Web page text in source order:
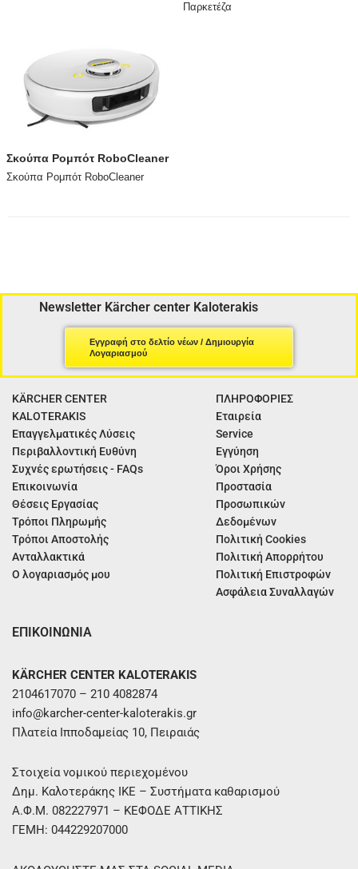
Παρκετέζα
Σκούπα Ρομπότ RoboCleaner
Σκούπα Ρομπότ RoboCleaner
Newsletter Kärcher center Kaloterakis
Εγγραφή στο δελτίο νέων / Δημιουργία
Λογαριασμού
KÄRCHER CENTER
KALOTERAKIS
Επαγγελματικές Λύσεις
Περιβαλλοντική Ευθύνη
Συχνές ερωτήσεις - FAQs
Επικοινωνία
Θέσεις Εργασίας
Τρόποι Πληρωμής
Τρόποι Αποστολής
Ανταλλακτικά
Ο λογαριασμός μου
ΠΛΗΡΟΦΟΡΙΕΣ
Εταιρεία
Service
Εγγύηση
Όροι Χρήσης
Προστασία
Προσωπικών
Δεδομένων
Πολιτική Cookies
Πολιτική Απορρήτου
Πολιτική Επιστροφών
Ασφάλεια Συναλλαγών
ΕΠΙΚΟΙΝΩΝΙΑ
KÄRCHER CENTER KALOTERAKIS
2104617070 – 210 4082874
info@karcher-center-kaloterakis.gr
Πλατεία Ιπποδαμείας 10, Πειραιάς
Στοιχεία νομικού περιεχομένου
Δημ. Καλοτεράκης ΙΚΕ – Συστήματα καθαρισμού
Α.Φ.Μ. 082227971 – ΚΕΦΟΔΕ ΑΤΤΙΚΗΣ
ΓΕΜΗ: 044229207000